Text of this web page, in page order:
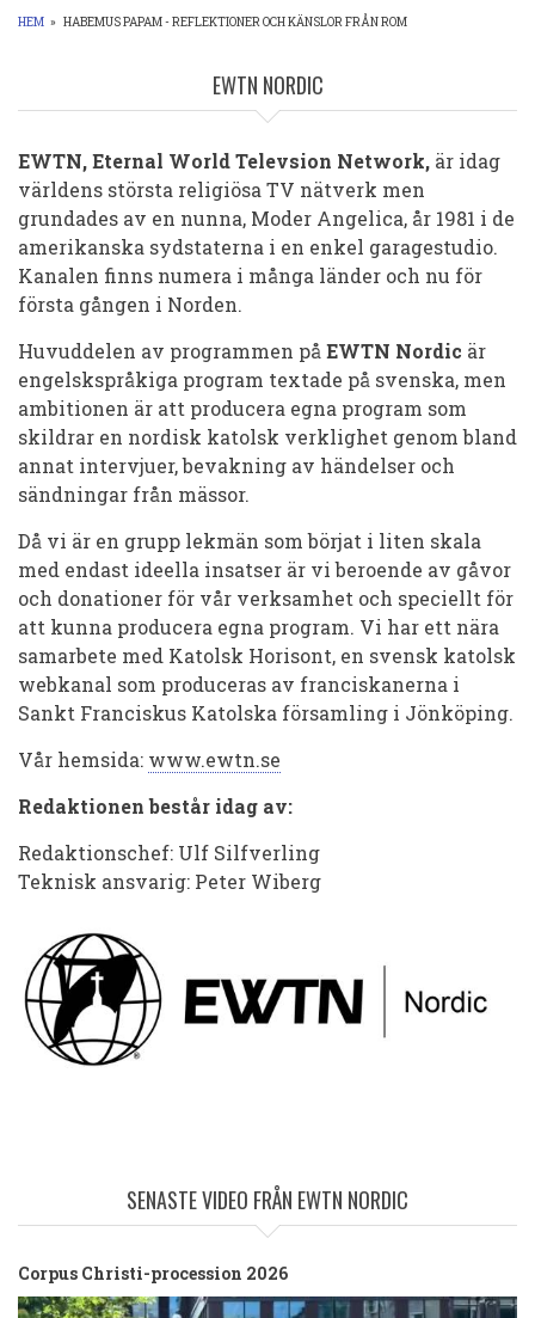
HEM » HABEMUS PAPAM - REFLEKTIONER OCH KÄNSLOR FRÅN ROM
EWTN NORDIC
EWTN, Eternal World Televsion Network, är idag
världens största religiösa TV nätverk men
grundades av en nunna, Moder Angelica, år 1981 i de
amerikanska sydstaterna i en enkel garagestudio.
Kanalen finns numera i många länder och nu för
första gången i Norden.
Huvuddelen av programmen på EWTN Nordic är
engelskspråkiga program textade på svenska, men
ambitionen är att producera egna program som
skildrar en nordisk katolsk verklighet genom bland
annat intervjuer, bevakning av händelser och
sändningar från mässor.
Då vi är en grupp lekmän som börjat i liten skala
med endast ideella insatser är vi beroende av gåvor
och donationer för vår verksamhet och speciellt för
att kunna producera egna program. Vi har ett nära
samarbete med Katolsk Horisont, en svensk katolsk
webkanal som produceras av franciskanerna i
Sankt Franciskus Katolska församling i Jönköping.
Vår hemsida: www.ewtn.se
Redaktionen består idag av:
Redaktionschef: Ulf Silfverling
Teknisk ansvarig: Peter Wiberg
SENASTE VIDEO FRÅN EWTN NORDIC
Corpus Christi-procession 2026